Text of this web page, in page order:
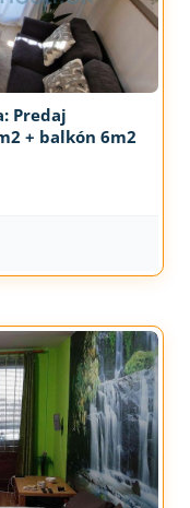
Predaj
+ balkón 6m2